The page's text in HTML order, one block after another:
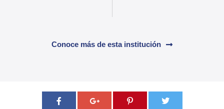
Conoce más de esta institución